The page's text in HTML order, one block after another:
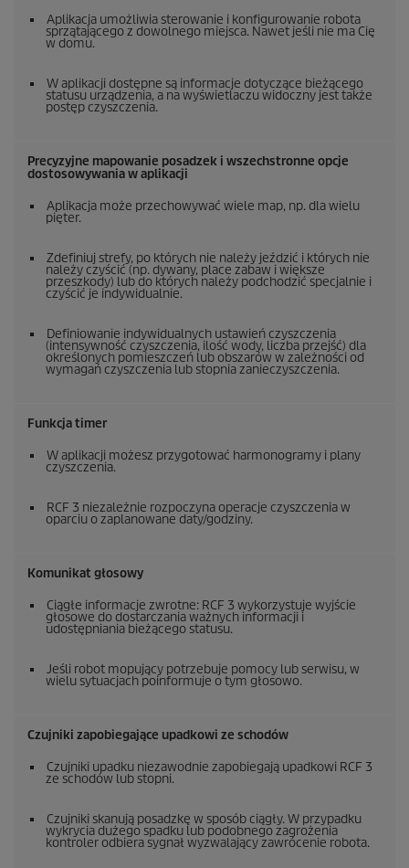
Aplikacja umożliwia sterowanie i konfigurowanie robota
sprzątającego z dowolnego miejsca. Nawet jeśli nie ma Cię
w domu.
W aplikacji dostępne są informacje dotyczące bieżącego
statusu urządzenia, a na wyświetlaczu widoczny jest także
postęp czyszczenia.
Precyzyjne mapowanie posadzek i wszechstronne opcje
dostosowywania w aplikacji
Aplikacja może przechowywać wiele map, np. dla wielu
pięter.
Zdefiniuj strefy, po których nie należy jeździć i których nie
należy czyścić (np. dywany, place zabaw i większe
przeszkody) lub do których należy podchodzić specjalnie i
czyścić je indywidualnie.
Definiowanie indywidualnych ustawień czyszczenia
(intensywność czyszczenia, ilość wody, liczba przejść) dla
określonych pomieszczeń lub obszarów w zależności od
wymagań czyszczenia lub stopnia zanieczyszczenia.
Funkcja timer
W aplikacji możesz przygotować harmonogramy i plany
czyszczenia.
RCF 3 niezależnie rozpoczyna operacje czyszczenia w
oparciu o zaplanowane daty/godziny.
Komunikat głosowy
Ciągłe informacje zwrotne: RCF 3 wykorzystuje wyjście
głosowe do dostarczania ważnych informacji i
udostępniania bieżącego statusu.
Jeśli robot mopujący potrzebuje pomocy lub serwisu, w
wielu sytuacjach poinformuje o tym głosowo.
Czujniki zapobiegające upadkowi ze schodów
Czujniki upadku niezawodnie zapobiegają upadkowi RCF 3
ze schodów lub stopni.
Czujniki skanują posadzkę w sposób ciągły. W przypadku
wykrycia dużego spadku lub podobnego zagrożenia
kontroler odbiera sygnał wyzwalający zawrócenie robota.